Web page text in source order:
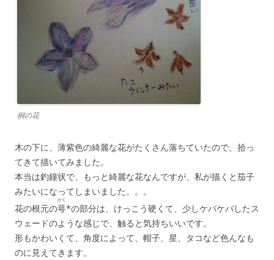
桐の花
木の下に、薄紫色の綺麗な花がたくさん落ちていたので、拾っ
てきて描いてみました。
本当は釣鐘状で、もっと綺麗な花なんですが、私が描くと茄子
みたいになってしまいました。。。
花の根元の萼
がく
*の部分は、けっこう硬くて、少しケバケバしたス
ウェードのような感じで、触ると気持ちいいです。
形もかわいくて、角度によって、帽子、星、タコなど色んなも
のに見えてきます。